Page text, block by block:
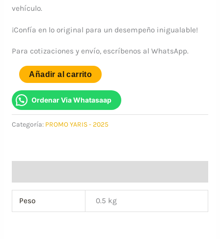
vehículo.
¡Confía en lo original para un desempeño inigualable!
Para cotizaciones y envío, escríbenos al WhatsApp.
CORREA
UNICA
DE
MOTOR
NCP150
cantidad
Añadir al carrito
Ordenar Via Whatasaap
Categoría: PROMO YARIS - 2025
Peso 0.5 kg